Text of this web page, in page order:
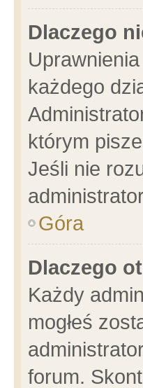
Dlaczego
każdego
którym
Jeśli nie
Góra
Dlaczego
Każdy
mogłeś
forum.